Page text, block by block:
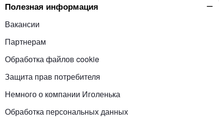
Полезная информация
Вакансии
Партнерам
Обработка файлов cookie
Защита прав потребителя
Немного о компании Иголенька
Обработка персональных данных